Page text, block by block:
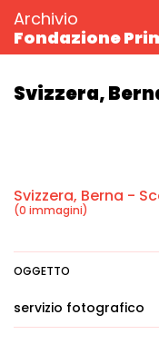
Archivio
Fondazione
Svizzera,
Svizzera, Berna -
(0 immagini)
OGGETTO
servizio fotografico